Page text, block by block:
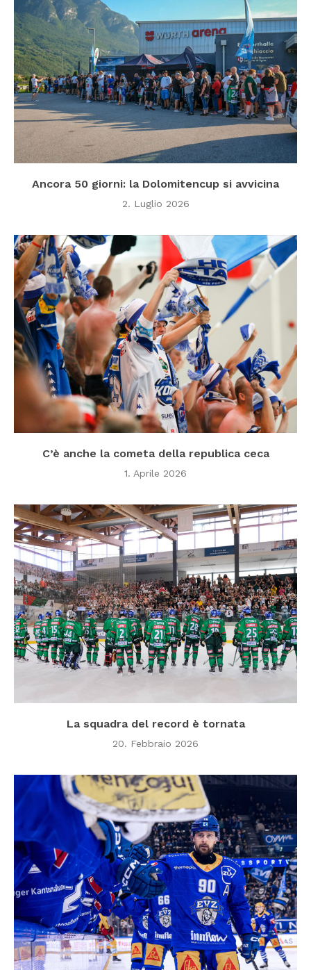
Ancora 50 giorni: la Dolomitencup si avvicina
2. Luglio 2026
C’è anche la cometa della republica ceca
1. Aprile 2026
La squadra del record è tornata
20. Febbraio 2026